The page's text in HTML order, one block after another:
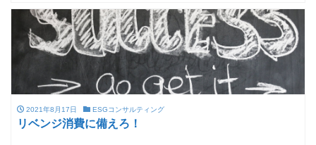
2021年8月17日 ESGコンサルティング
リベンジ消費に備えろ！